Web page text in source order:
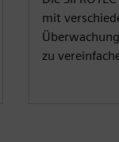
mit
zu